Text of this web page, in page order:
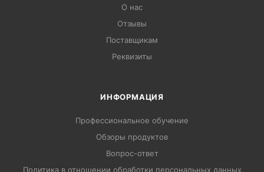
О нас
Отзывы
Поставщикам
Реквизиты
ИНФОРМАЦИЯ
Профессиональное обучение
Обзоры продуктов
Вопрос-ответ
Политика в отношении обработки персональных данных